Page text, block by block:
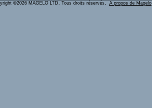
©2026 MAGELO LTD. Tous droits réservés. A propos de Magelo